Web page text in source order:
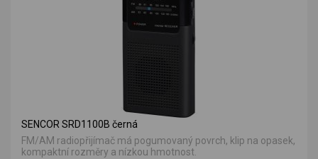
SENCOR SRD1100B černá
FM/AM radiopřijímač má pogumovaný povrch, klip na opasek,
kompaktní rozměry a nízkou hmotnost.